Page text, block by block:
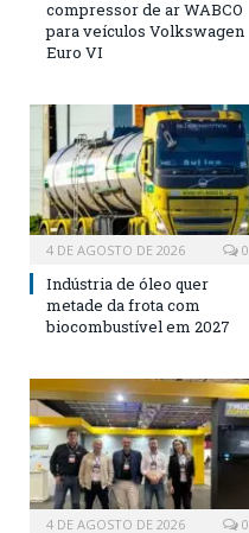
compressor de ar WABCO
para veículos Volkswagen
Euro VI
4 DE AGOSTO DE 2026 0
Indústria de óleo quer
metade da frota com
biocombustível em 2027
4 DE AGOSTO DE 2026 0